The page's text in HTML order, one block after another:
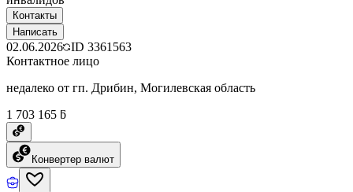
Контакты
Написать
02.06.2026 ID 3361563
Контактное лицо
недалеко от гп. Дрибин, Могилевская область
1 703 165 ƃ
Конвертер валют